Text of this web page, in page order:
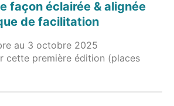
façon éclairée & alignée
de facilitation
au 3 octobre 2025
cette première édition (places